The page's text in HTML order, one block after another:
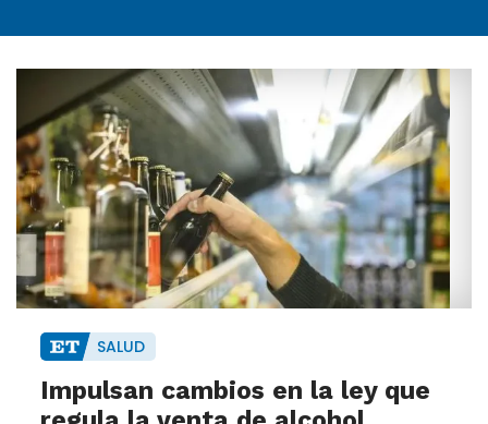
SALUD
Impulsan cambios en la ley que